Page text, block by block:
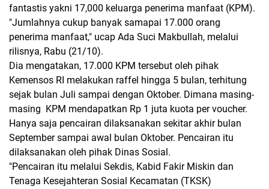
fantastis yakni 17,000 keluarga penerima manfaat (KPM).
"Jumlahnya cukup banyak samapai 17.000 orang
penerima manfaat," ucap Ada Suci Makbullah, melalui
rilisnya, Rabu (21/10).
Dia mengatakan, 17.000 KPM tersebut oleh pihak
Kemensos RI melakukan raffel hingga 5 bulan, terhitung
sejak bulan Juli sampai dengan Oktober. Dimana masing-
masing KPM mendapatkan Rp 1 juta kuota per voucher.
Hanya saja pencairan dilaksanakan sekitar akhir bulan
September sampai awal bulan Oktober. Pencairan itu
dilaksanakan oleh pihak Dinas Sosial.
"Pencairan itu melalui Sekdis, Kabid Fakir Miskin dan
Tenaga Kesejahteran Sosial Kecamatan (TKSK)